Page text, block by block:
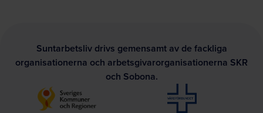
Suntarbetsliv drivs gemensamt av de fackliga
organisationerna och arbetsgivarorganisationerna SKR
och Sobona.